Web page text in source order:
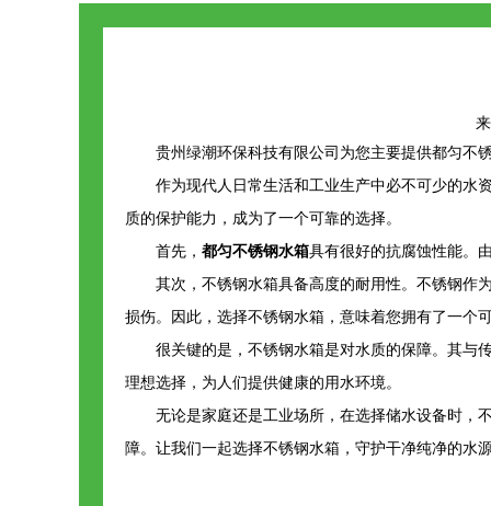
贵州绿潮环保科技有限公司为您主要提供都匀不
作为现代人日常生活和工业生产中必不可少的水
质的保护能力，成为了一个可靠的选择。
首先， 都匀不锈钢水箱具有很好的抗腐蚀性能。
其次，不锈钢水箱具备高度的耐用性。不锈钢作
损伤。因此，选择不锈钢水箱，意味着您拥有了一个
很关键的是，不锈钢水箱是对水质的保障。其与
理想选择，为人们提供健康的用水环境。
无论是家庭还是工业场所，在选择储水设备时，
障。让我们一起选择不锈钢水箱，守护干净纯净的水